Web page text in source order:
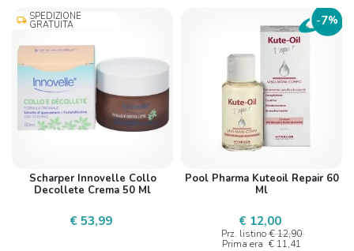
local_shipping SPEDIZIONE
GRATUITA
Scharper Innovelle Collo
Decollete Crema 50 Ml
€ 53,99
-7%
Pool Pharma Kuteoil Repair 60
Ml
€ 12,00
Prz. listino € 12,90
Prima era € 11,41